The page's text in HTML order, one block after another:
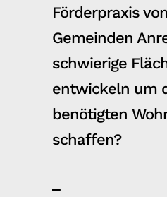
Förderpraxis
Gemeinden
schwierige
entwickeln um
benötigten
schaffen?